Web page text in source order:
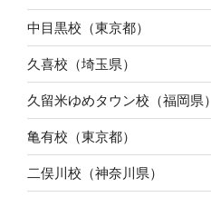
中目黒校（東京都）
久喜校（埼玉県）
久留米ゆめタウン校（福岡県）
亀有校（東京都）
二俣川校（神奈川県）